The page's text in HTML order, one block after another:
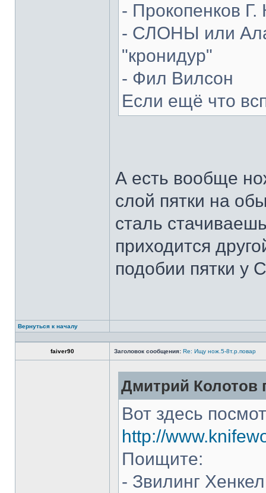
- Прокопенков Г.
- СЛОНЫ или
"кронидур"
- Фил Вилсон
Если ещё что
А есть вообще
слой пятки на
сталь
приходится
подобии пятки у
Вернуться к началу
faiver90 Заголовок сообщения: Re: Ищу нож.5-8т.р.повар
Дмитрий Колотов
Вот здесь
http://
Поищите:
- Звилинг